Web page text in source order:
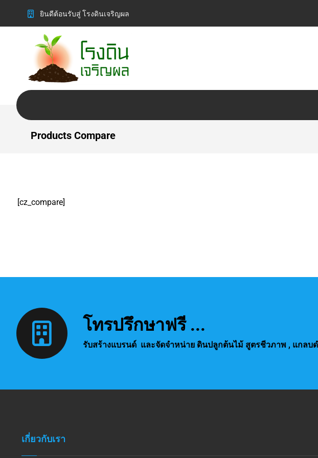
ยินดีต้อนรับสู่ โรงดินเจริญผล
Products Compare
[cz_compare]
โทรปรึกษาฟรี ...
รับสร้างแบรนด์ และจัดจำหน่าย ดินปลูกต้นไม้ สูตรชีวภาพ , แกลบ
เกี่ยวกับเรา